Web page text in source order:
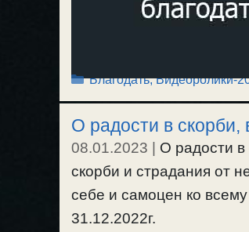
Рубрики
Благодать,Видеоролики-
О радости в скорби,
08.01.2023
О радости в
скорби и страдания от
себе и самоцен ко
31.12.2022г.